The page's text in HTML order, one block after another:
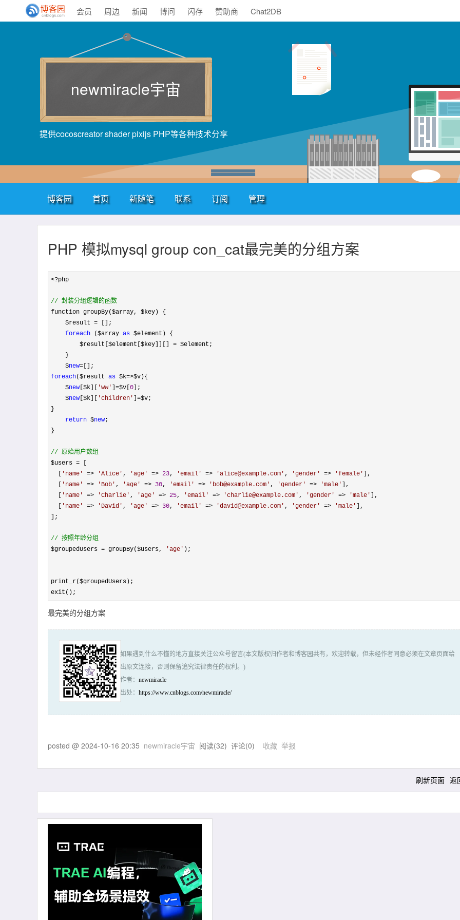
会员 周边 新闻 博问 闪存 赞助商 Chat2DB
newmiracle宇宙
提供cocoscreator shader pixijs PHP等各种技术分享
博客园 首页 新随笔 联系 订阅 管理
PHP 模拟mysql group con_cat最完美的分组方案
<?php
// 封装分组逻辑的函数
function groupBy($array, $key) {
    $result
= [];
foreach ($array as $element) {
        $result[$element[$key]][]
= $element;
    $
new=
foreach($result as $k=>$v){
    $
new [$k][ 'ww ' ]=$v[ 0 ];
    $
new [$k][ 'children ' ]=$v;
}
return $new;
}
// 原始用户数组
$users =
' name ' => 'Alice ' , 'age ' => 23, 'email ' => 'alice@example.com ' , 'gender ' => 'female '
],
' name ' => ' Bob ' , 'age ' => 30, 'email ' => ' bob@example.com ' , 'gender ' => 'male '
],
' name ' => 'Charlie ' , 'age ' => 25, 'email ' => 'charlie@example.com ' , 'gender ' => 'male '
],
' name ' => ' David ' , 'age ' => 30, 'email ' => 'david@example.com ' , 'gender ' => 'male '
],
];
// 按照年龄分组
$groupedUsers = groupBy($users,
'age ' );
print_r($groupedUsers);
exit();
最完美的分组方案
如果遇到什么不懂的地方直接关注公众号留言(本文版权归作者和博客园共有，欢迎转载，但未经作者同意必须在文章页面给
出原文连接，否则保留追究法律责任的权利。)
作者： newmiracle
出处： https://www.cnblogs.com/newmiracle/
posted @ 2024-10-16 20:35 newmiracle宇宙 阅读(32) 评论(0) 收藏 举报
刷新页面 返